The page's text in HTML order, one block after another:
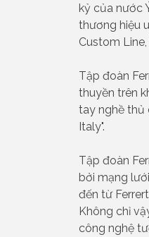
kỷ của nước
thương hiệu
Custom Line,
Tập đoàn
thuyền trên
tay nghề thủ
Italy".
Tập đoàn
bởi mạng
đến từ
Không chỉ
công nghệ